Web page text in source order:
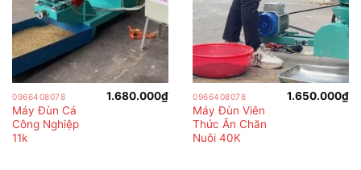
0966408078
Máy Đùn Cá
Công Nghiệp
11k
1.680.000₫ 0966408078
Máy Đùn Viên
Thức Ăn Chăn
Nuôi 40K
1.650.000₫